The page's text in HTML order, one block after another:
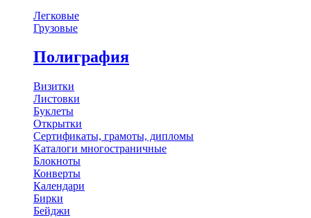
Легковые
Грузовые
Полиграфия
Визитки
Листовки
Буклеты
Открытки
Сертификаты, грамоты, дипломы
Каталоги многостраничные
Блокноты
Конверты
Календари
Бирки
Бейджи